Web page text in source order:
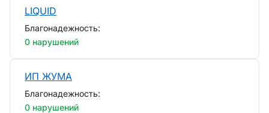
LIQUID
Благонадежность:
0 нарушений
ИП ЖУМА
Благонадежность:
0 нарушений